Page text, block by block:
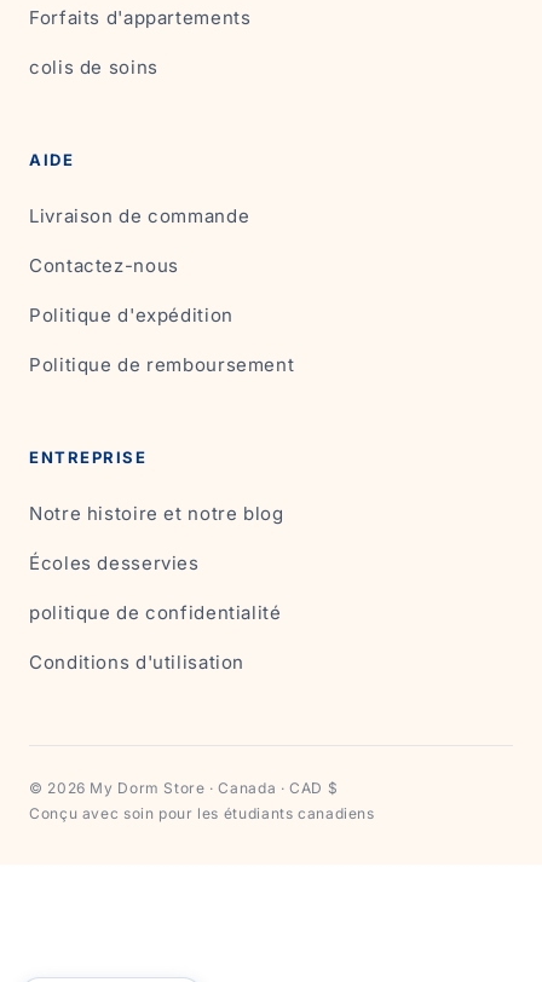
Forfaits d'appartements
colis de soins
AIDE
Livraison de commande
Contactez-nous
Politique d'expédition
Politique de remboursement
ENTREPRISE
Notre histoire et notre blog
Écoles desservies
politique de confidentialité
Conditions d'utilisation
© 2026 My Dorm Store · Canada · CAD $
Conçu avec soin pour les étudiants canadiens